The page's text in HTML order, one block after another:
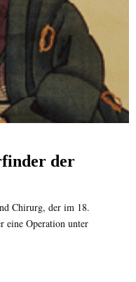
der
Chirurg, der im 18.
eine Operation unter